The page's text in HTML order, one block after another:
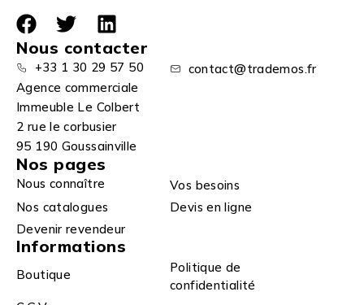
Nous contacter
+33 1 30 29 57 50
contact@trademos.fr
Agence commerciale
Immeuble Le Colbert
2 rue le corbusier
95 190 Goussainville
Nos pages
Nous connaître
Vos besoins
Nos catalogues
Devis en ligne
Devenir revendeur
Informations
Boutique
Politique de
confidentialité